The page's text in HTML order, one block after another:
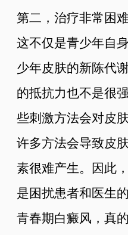
第二，治疗非常困
这不仅是青少年自
少年皮肤的新陈代
的抵抗力也不是很
些刺激方法会对皮
许多方法会导致皮
素很难产生。因此
是困扰患者和医生
青春期白癜风，真